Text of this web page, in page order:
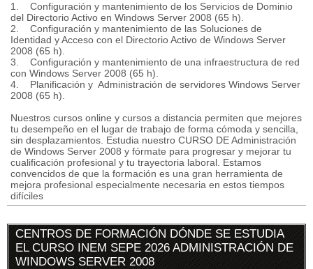
1. Configuración y mantenimiento de los Servicios de Dominio
del Directorio Activo en Windows Server 2008 (65 h).
2. Configuración y mantenimiento de las Soluciones de
Identidad y Acceso con el Directorio Activo de Windows Server
2008 (65 h).
3. Configuración y mantenimiento de una infraestructura de red
con Windows Server 2008 (65 h).
4. Planificación y Administración de servidores Windows Server
2008 (65 h).
Nuestros cursos online y cursos a distancia permiten que mejores
tu desempeño en el lugar de trabajo de forma cómoda y sencilla,
sin desplazamientos. Estudia nuestro CURSO DE Administración
de Windows Server 2008 y fórmate para progresar y mejorar tu
cualificación profesional y tu trayectoria laboral. Estamos
convencidos de que la formación es una gran herramienta de
mejora profesional especialmente necesaria en estos tiempos
difíciles
CENTROS DE FORMACIÓN DÓNDE SE ESTUDIA
EL CURSO INEM SEPE 2026 ADMINISTRACIÓN DE
WINDOWS SERVER 2008